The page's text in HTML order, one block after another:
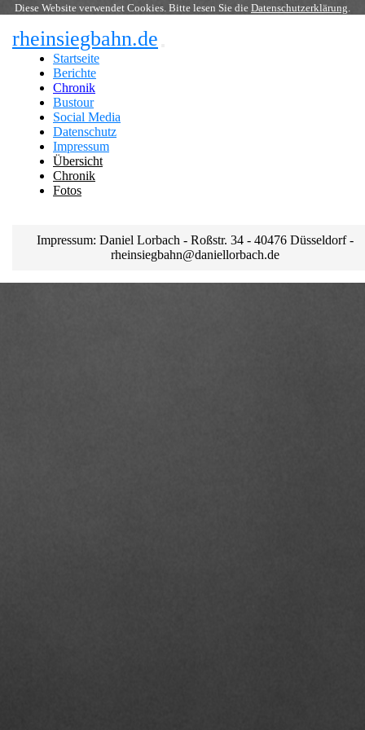
Diese Website verwendet Cookies. Bitte lesen Sie die Datenschutzerklärung.
rheinsiegbahn.de
Startseite
Berichte
Chronik
Bustour
Social Media
Datenschutz
Impressum
Übersicht
Chronik
Fotos
Impressum: Daniel Lorbach - Roßstr. 34 - 40476 Düsseldorf -
rheinsiegbahn@daniellorbach.de